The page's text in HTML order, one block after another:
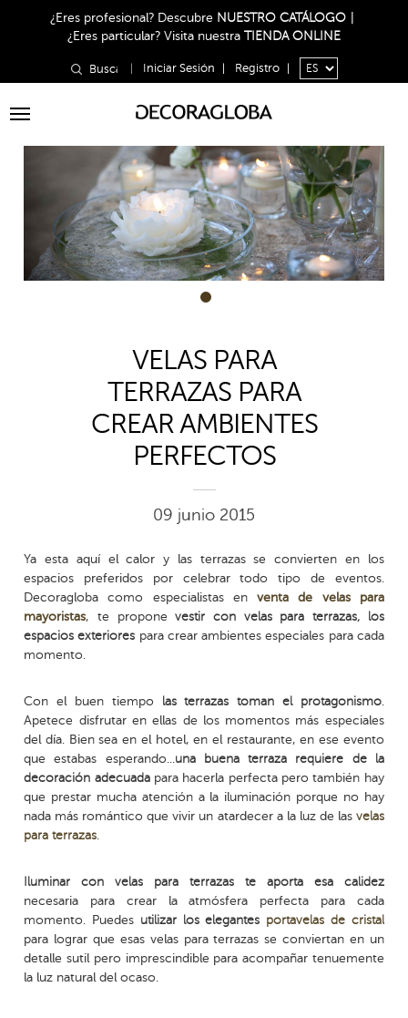
¿Eres profesional? Descubre NUESTRO CATÁLOGO
¿Eres particular? Visita nuestra TIENDA ONLINE
Iniciar Sesión Registro
Toggle
1
VELAS PARA
TERRAZAS PARA
CREAR AMBIENTES
PERFECTOS
09 junio 2015
Ya esta aquí el calor y las terrazas se convierten en los
espacios preferidos por celebrar todo tipo de eventos.
Decoragloba como especialistas enventa de velas para
mayoristas, te proponevestir con velas para terrazas, los
espacios exteriores para crear ambientes especiales para cada
momento.
Con el buen tiempo las terrazas toman el protagonismo.
Apetece disfrutar en ellas de los momentos más especiales
del día. Bien sea en el hotel, en el restaurante, en ese evento
que estabas esperando... una buena terraza requiere de la
decoración adecuadapara hacerla perfecta pero también hay
que prestar mucha atención a la iluminación porque no hay
nada más romántico que vivir un atardecer a la luz de las velas
para terrazas
Iluminar con velas para terrazas te aporta esa calidez
necesaria para crear la atmósfera perfecta para cada
momento. Puedes utilizar los elegantes portavelas de cristal
para lograr que esas velas para terrazas se conviertan en un
detalle sutil pero imprescindible para acompañar tenuemente
la luz natural del ocaso.